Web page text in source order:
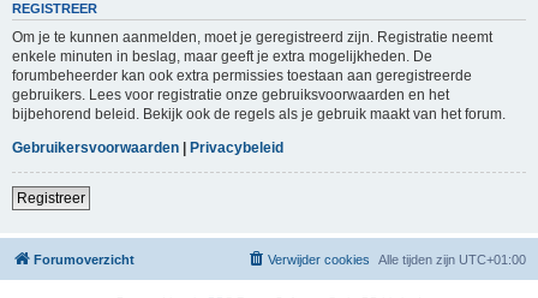
REGISTREER
Om je te kunnen aanmelden, moet je geregistreerd zijn. Registratie neemt
enkele minuten in beslag, maar geeft je extra mogelijkheden. De
forumbeheerder kan ook extra permissies toestaan aan geregistreerde
gebruikers. Lees voor registratie onze gebruiksvoorwaarden en het
bijbehorend beleid. Bekijk ook de regels als je gebruik maakt van het forum.
Gebruikersvoorwaarden | Privacybeleid
Registreer
Forumoverzicht Alle tijden zijn UTC+01:00
Verwijder cookies